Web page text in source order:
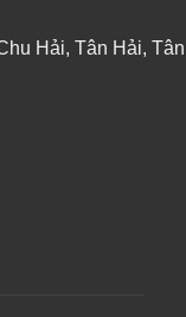
Hải, Tân Hải, Tân